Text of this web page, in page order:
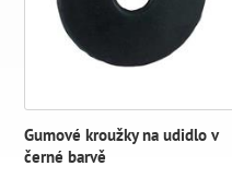
Gumové kroužky na udidlo v
černé barvě